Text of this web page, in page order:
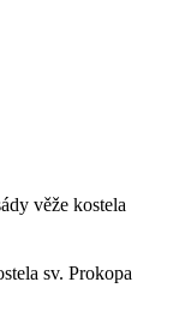
věže kostela